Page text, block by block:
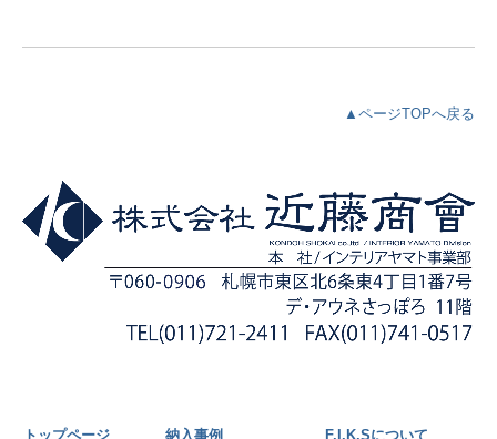
▲ページTOPへ戻る
トップページ 納入事例 F.I.K.Sについて